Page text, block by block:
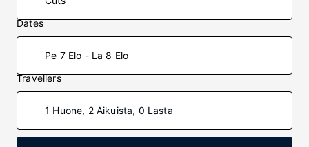
Dates
Pe 7 Elo - La 8 Elo
Travellers
1 Huone, 2 Aikuista, 0 Lasta